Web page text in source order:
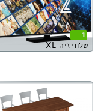
1
טלוויזיה XL